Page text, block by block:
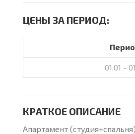
ЦЕНЫ ЗА ПЕРИОД:
01.01 -
КРАТКОЕ ОПИСАНИЕ
Апартамент